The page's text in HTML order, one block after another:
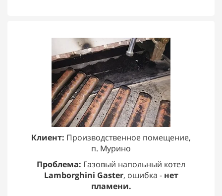
Клиент: Производственное помещение,
п. Мурино
Проблема: Газовый напольный котел
Lamborghini Gaster, ошибка - нет
пламени.